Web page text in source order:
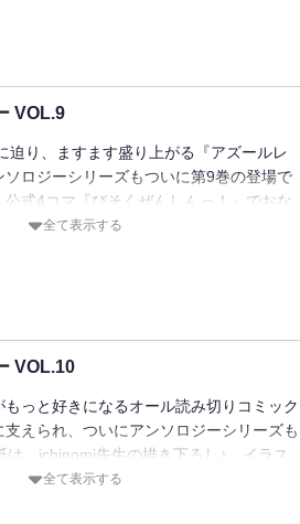
VOL.9
迫り、ますます盛り上がる『アズールレ
ロジーシリーズもついに第9巻の登場で
式4コマ『びそくぜんしんっ！』でおな
ろし！ イラスト：ホリ、ichinomi、だに
全て表示する
VOL.10
もっと好きになるオール読み切りコミック
えられ、ついにアンソロジーシリーズも
、ichinomi先生の描き下ろし♪ イラス
花ヶ田、葉山えいし、トウドリ、無敵ソー
全て表示する